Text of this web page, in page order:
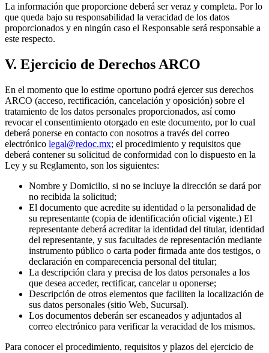
La información que proporcione deberá ser veraz y completa. Por lo
que queda bajo su responsabilidad la veracidad de los datos
proporcionados y en ningún caso el Responsable será responsable a
este respecto.
V. Ejercicio de Derechos ARCO
En el momento que lo estime oportuno podrá ejercer sus derechos
ARCO (acceso, rectificación, cancelación y oposición) sobre el
tratamiento de los datos personales proporcionados, así como
revocar el consentimiento otorgado en este documento, por lo cual
deberá ponerse en contacto con nosotros a través del correo
electrónico legal@redoc.mx; el procedimiento y requisitos que
deberá contener su solicitud de conformidad con lo dispuesto en la
Ley y su Reglamento, son los siguientes:
Nombre y Domicilio, si no se incluye la dirección se dará por
no recibida la solicitud;
El documento que acredite su identidad o la personalidad de
su representante (copia de identificación oficial vigente.) El
representante deberá acreditar la identidad del titular, identidad
del representante, y sus facultades de representación mediante
instrumento público o carta poder firmada ante dos testigos, o
declaración en comparecencia personal del titular;
La descripción clara y precisa de los datos personales a los
que desea acceder, rectificar, cancelar u oponerse;
Descripción de otros elementos que faciliten la localización de
sus datos personales (sitio Web, Sucursal).
Los documentos deberán ser escaneados y adjuntados al
correo electrónico para verificar la veracidad de los mismos.
Para conocer el procedimiento, requisitos y plazos del ejercicio de